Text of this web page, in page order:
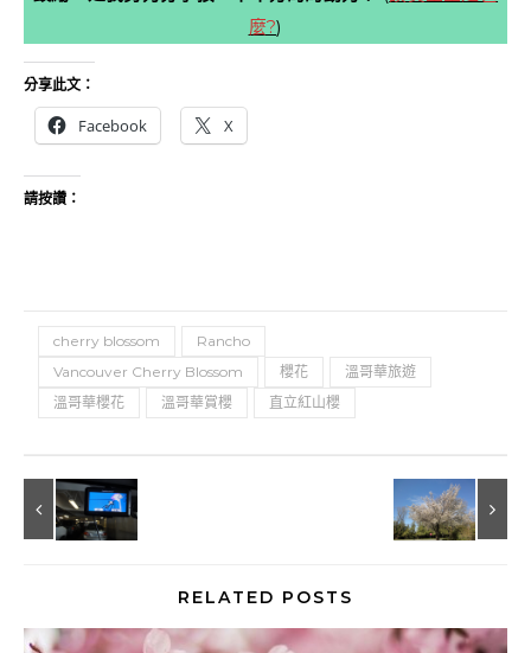
麼?)
分享此文：
Facebook X
請按讚：
cherry blossom
Rancho
Vancouver Cherry Blossom
櫻花
溫哥華旅遊
溫哥華櫻花
溫哥華賞櫻 直立紅山櫻
RELATED POSTS